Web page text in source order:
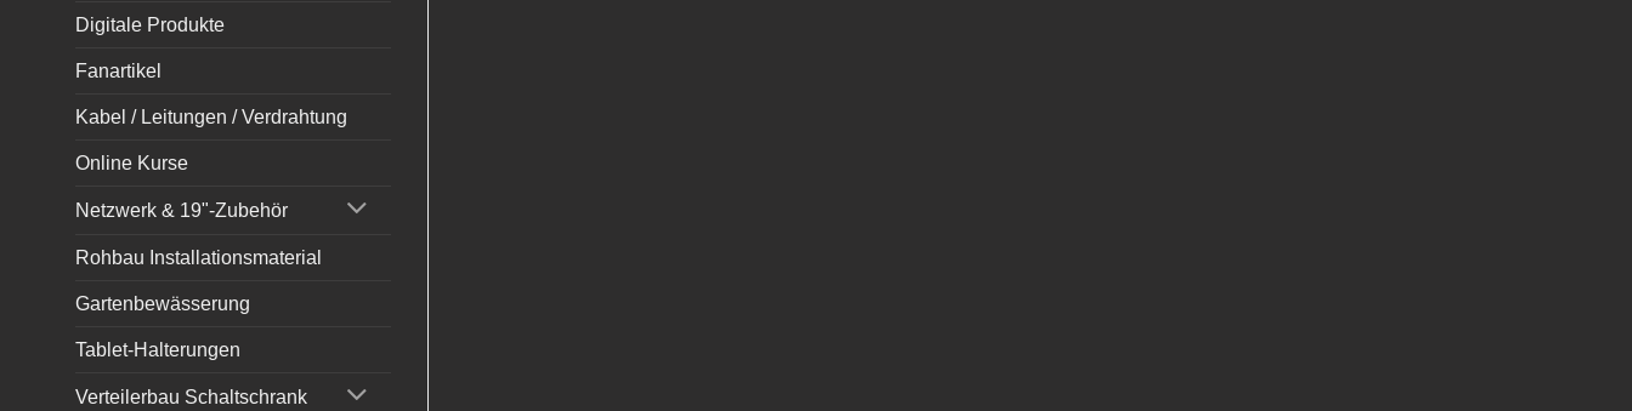
Digitale Produkte
Fanartikel
Kabel / Leitungen / Verdrahtung
Online Kurse
Netzwerk & 19"-Zubehör
Rohbau Installationsmaterial
Gartenbewässerung
Tablet-Halterungen
Verteilerbau Schaltschrank